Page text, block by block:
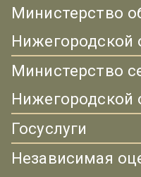
Министерство
Нижегородской
Министерство
Нижегородской
Госуслуги
Независимая